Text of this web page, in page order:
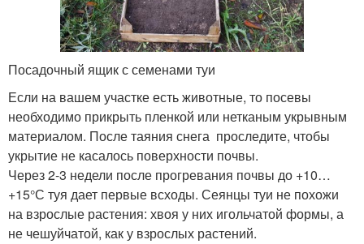
Посадочный ящик с семенами туи
Если на вашем участке есть животные, то посевы
необходимо прикрыть пленкой или нетканым укрывным
материалом. После таяния снега проследите, чтобы
укрытие не касалось поверхности почвы.
Через 2-3 недели после прогревания почвы до +10…
+15°С туя дает первые всходы. Сеянцы туи не похожи
на взрослые растения: хвоя у них игольчатой формы, а
не чешуйчатой, как у взрослых растений.